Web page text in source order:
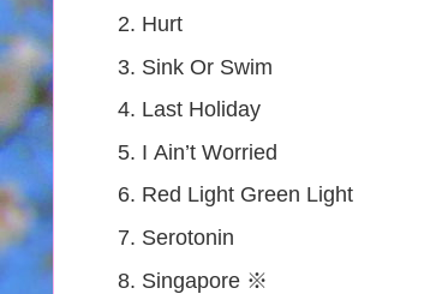
Hurt
Sink Or Swim
Last Holiday
I Ain’t Worried
Red Light Green Light
Serotonin
Singapore ※